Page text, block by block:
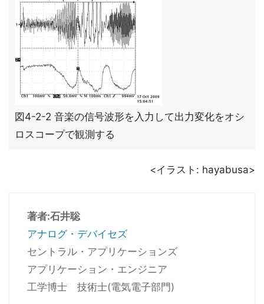
図4-2-2 音楽の信号波形を入力して出力変化をオシ
ロスコープで観測する
<イラスト: hayabusa>
著者:石井聡
アナログ・デバイセズ
セントラル・アプリケーションズ
アプリケーション・エンジニア
工学博士 技術士(電気電子部門)